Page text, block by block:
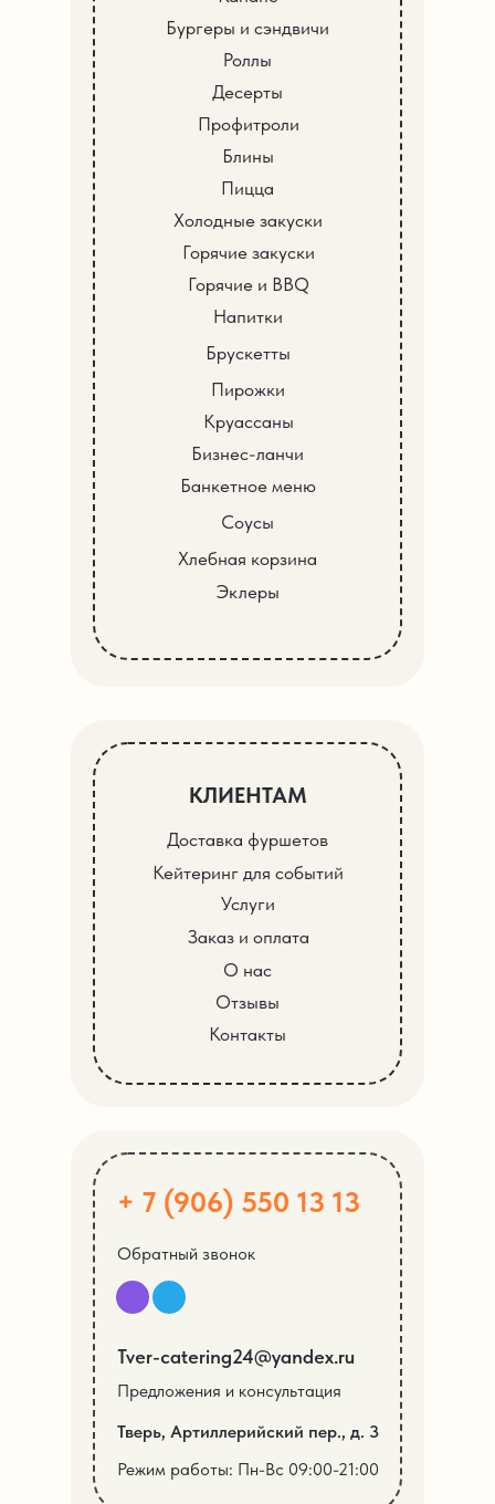
КЛИЕНТАМ
Доставка фуршетов
Кейтеринг для событий
Услуги
Заказ и оплата
О нас
Отзывы
+ 7 (906) 550 13 13
Обратный звонок
Tver-catering24@yandex.ru
Предложения и консультация
Режим работы: Пн-Вс 09:00-21:00
Контакты
Тверь, Артиллерийский пер., д. 3
Бургеры и сэндвичи
Роллы
Десерты
Профитроли
Блины
Пицца
Холодные закуски
Горячие закуски
Горячие и BBQ
Напитки
Брускетты
Эклеры
Пирожки
Круассаны
Бизнес-ланчи
Банкетное меню
Хлебная корзина
Соусы